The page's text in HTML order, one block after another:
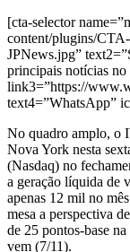
[cta-selector
content/plugins/CTA-
JPNews.jpg”
principais notícias
link3=”https://
text4=”WhatsApp”
No quadro amplo, o
Nova York nesta
(Nasdaq) no
a geração líquida de
apenas 12 mil no
mesa a perspectiva
de 25 pontos-base
vem (7/11).